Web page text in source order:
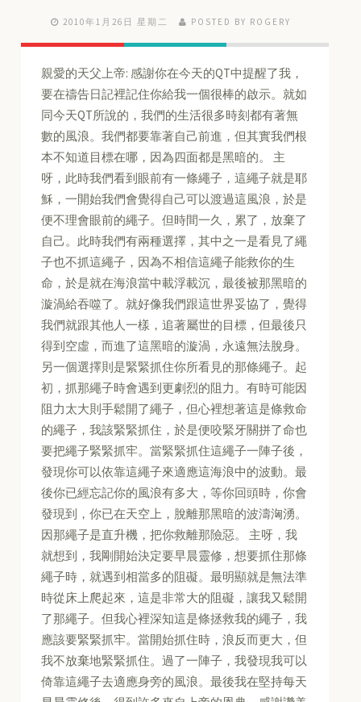
2010年1月26日 星期二 POSTED BY ROGERY
親愛的天父上帝: 感謝你在今天的QT中提醒了我，
要在禱告日記裡記住你給我一個很棒的啟示。就如
同今天QT所說的，我們的生活很多時刻都有著無
數的風浪。我們都要靠著自己前進，但其實我們根
本不知道目標在哪，因為四面都是黑暗的。 主
呀，此時我們看到眼前有一條繩子，這繩子就是耶
穌，一開始我們會覺得自己可以渡過這風浪，於是
便不理會眼前的繩子。但時間一久，累了，放棄了
自己。此時我們有兩種選擇，其中之一是看見了繩
子也不抓這繩子，因為不相信這繩子能救你的生
命，於是就在海浪當中載浮載沉，最後被那黑暗的
漩渦給吞噬了。就好像我們跟這世界妥協了，覺得
我們就跟其他人一樣，追著屬世的目標，但最後只
得到空虛，而進了這黑暗的漩渦，永遠無法脫身。
另一個選擇則是緊緊抓住你所看見的那條繩子。起
初，抓那繩子時會遇到更劇烈的阻力。有時可能因
阻力太大則手鬆開了繩子，但心裡想著這是條救命
的繩子，我該緊緊抓住，於是便咬緊牙關拼了命也
要把繩子緊緊抓牢。當緊緊抓住這繩子一陣子後，
發現你可以依靠這繩子來適應這海浪中的波動。最
後你已經忘記你的風浪有多大，等你回頭時，你會
發現到，你已在天空上，脫離那黑暗的波濤洶湧。
因那繩子是直升機，把你救離那險惡。 主呀，我
就想到，我剛開始決定要早晨靈修，想要抓住那條
繩子時，就遇到相當多的阻礙。最明顯就是無法準
時從床上爬起來，這是非常大的阻礙，讓我又鬆開
了那繩子。但我心裡深知這是條拯救我的繩子，我
應該要緊緊抓牢。當開始抓住時，浪反而更大，但
我不放棄地緊緊抓住。過了一陣子，我發現我可以
倚靠這繩子去適應身旁的風浪。最後我在堅持每天